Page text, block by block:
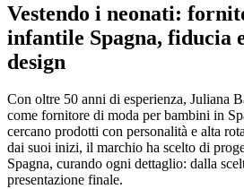
Vestendo i neonati:
infantile Spagna, fiducia
design
Con oltre 50 anni di esperienza, Juliana
come fornitore di moda per bambini in
cercano prodotti con personalità e alta
dai suoi inizi, il marchio ha scelto di
Spagna, curando ogni dettaglio: dalla
presentazione finale.